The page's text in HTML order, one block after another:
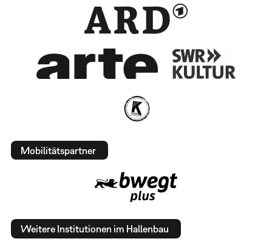
Mobilitätspartner
Weitere Institutionen im Hallenbau